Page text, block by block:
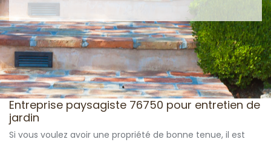
Entreprise paysagiste 76750 pour entretien de
jardin
Si vous voulez avoir une propriété de bonne tenue, il est